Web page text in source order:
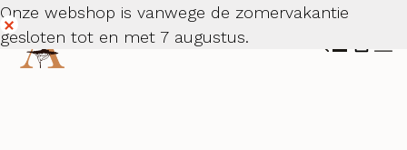
Onze webshop is vanwege de zomervakantie
gesloten tot en met 7 augustus.
Dismiss